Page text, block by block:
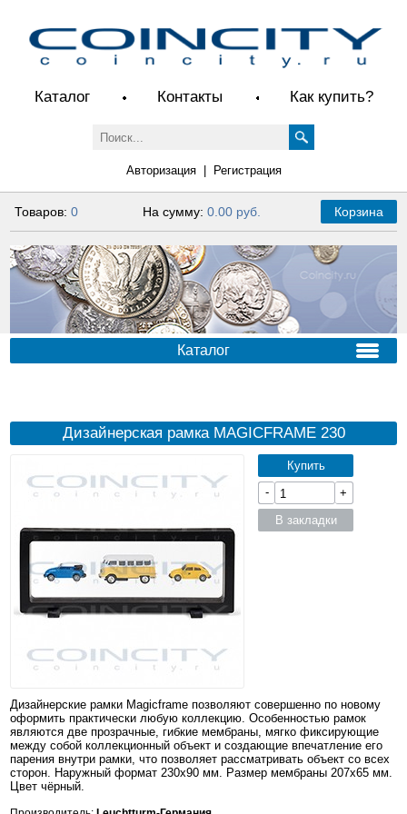
Каталог Контакты Как купить?
Авторизация| Регистрация
Товаров:0 На сумму: 0.00 руб. Корзина
Каталог
Дизайнерская рамка MAGICFRAME 230
Дизайнерские рамки Magicframe позволяют совершенно по новому
оформить практически любую коллекцию. Особенностью рамок
являются две прозрачные, гибкие мембраны, мягко фиксирующие
между собой коллекционный объект и создающие впечатление его
парения внутри рамки, что позволяет рассматривать объект со всех
сторон. Наружный формат 230x90 мм. Размер мембраны 207x65 мм.
Цвет чёрный.
Купить
-
+
В закладки